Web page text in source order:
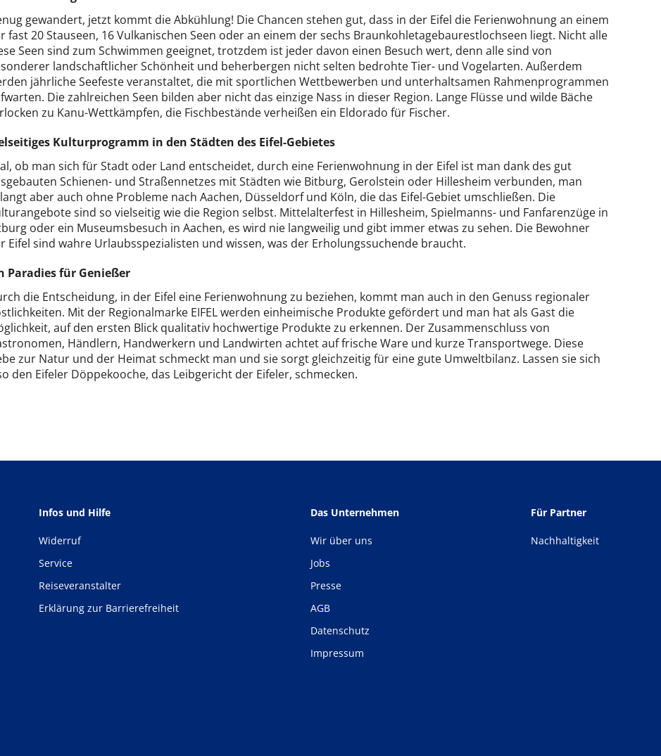
gewandert, jetzt kommt die Abkühlung! Die Chancen stehen gut, dass in der Eifel die Ferienwohnung an einem
fast 20 Stauseen, 16 Vulkanischen Seen oder an einem der sechs Braunkohletagebaurestlochseen liegt. Nicht alle
Seen sind zum Schwimmen geeignet, trotzdem ist jeder davon einen Besuch wert, denn alle sind von
landschaftlicher Schönheit und beherbergen nicht selten bedrohte Tier- und Vogelarten. Außerdem
jährliche Seefeste veranstaltet, die mit sportlichen Wettbewerben und unterhaltsamen Rahmenprogrammen
Die zahlreichen Seen bilden aber nicht das einzige Nass in dieser Region. Lange Flüsse und wilde Bäche
zu Kanu-Wettkämpfen, die Fischbestände verheißen ein Eldorado für Fischer.
Kulturprogramm in den Städten des Eifel-Gebietes
ob man sich für Stadt oder Land entscheidet, durch eine Ferienwohnung in der Eifel ist man dank des gut
Schienen- und Straßennetzes mit Städten wie Bitburg, Gerolstein oder Hillesheim verbunden, man
aber auch ohne Probleme nach Aachen, Düsseldorf und Köln, die das Eifel-Gebiet umschließen. Die
sind so vielseitig wie die Region selbst. Mittelalterfest in Hillesheim, Spielmanns- und Fanfarenzüge in
oder ein Museumsbesuch in Aachen, es wird nie langweilig und gibt immer etwas zu sehen. Die Bewohner
Eifel sind wahre Urlaubsspezialisten und wissen, was der Erholungssuchende braucht.
Paradies für Genießer
die Entscheidung, in der Eifel eine Ferienwohnung zu beziehen, kommt man auch in den Genuss regionaler
Mit der Regionalmarke EIFEL werden einheimische Produkte gefördert und man hat als Gast die
auf den ersten Blick qualitativ hochwertige Produkte zu erkennen. Der Zusammenschluss von
Händlern, Handwerkern und Landwirten achtet auf frische Ware und kurze Transportwege. Diese
zur Natur und der Heimat schmeckt man und sie sorgt gleichzeitig für eine gute Umweltbilanz. Lassen sie sich
den Eifeler Döppekooche, das Leibgericht der Eifeler, schmecken.
Infos und Hilfe
Widerruf
Service
Reiseveranstalter
Erklärung zur Barrierefreiheit
Das Unternehmen
Wir über uns
Jobs
Presse
AGB
Datenschutz
Impressum
Für Partner
Nachhaltigkeit